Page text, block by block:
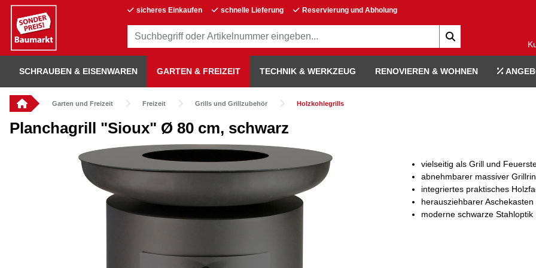
sicheres Einkaufen schnelle Lieferung Reservierung und Abholung
SCHRAUBEN & EISENWAREN GARTEN & FREIZEIT TECHNIK & WERKZEUG RENOVIEREN & WOHNEN
Garten und Freizeit Freizeit Grills und Grillzubehör Holzkohlegrills
Planchagrill "Sioux" Ø 80 cm, schwarz
vielseitig als Grill und
abnehmbarer massiver
integriertes praktisches
herausziehbarer Aschekasten
moderne schwarze Stahloptik